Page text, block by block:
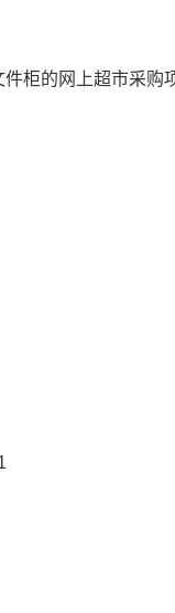
柜的网上超市采购